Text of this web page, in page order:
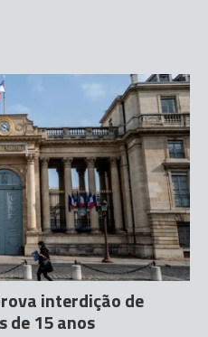
interdição de
de 15 anos